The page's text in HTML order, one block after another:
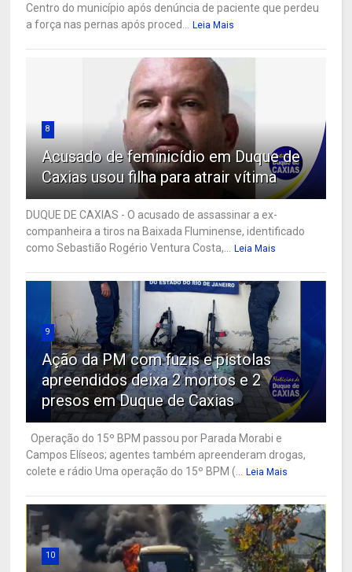
Centro do município após denúncia de paciente que perdeu
a força nas pernas após proced...
Leia Mais
8
Acusado de feminicídio em Duque de
Caxias usou filha para atrair vítima
DUQUE DE CAXIAS - O acusado de assassinar a ex-
companheira a tiros na Baixada Fluminense, identificado
como Sebastião Rogério Ventura Costa,...
Leia Mais
9
Ação da PM com fuzis e pistolas
apreendidos deixa 2 mortos e 2
presos em Duque de Caxias
Operação do 15º BPM passou por Parada Morabi e
Campos Elíseos; agentes também apreenderam drogas,
colete e rádio Uma operação do 15º BPM (...
Leia Mais
10